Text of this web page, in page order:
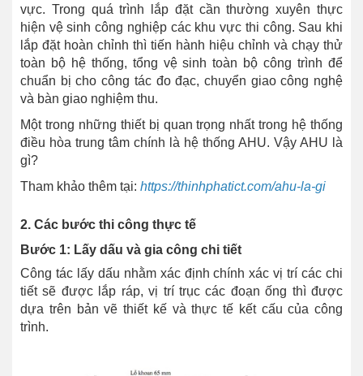
vực. Trong quá trình lắp đặt cần thường xuyên thực
hiện vệ sinh công nghiệp các khu vực thi công. Sau khi
lắp đặt hoàn chỉnh thì tiến hành hiệu chỉnh và chạy thử
toàn bộ hệ thống, tổng vệ sinh toàn bộ công trình để
chuẩn bị cho công tác đo đạc, chuyển giao công nghệ
và bàn giao nghiệm thu.
Một trong những thiết bị quan trọng nhất trong hệ thống
điều hòa trung tâm chính là hệ thống AHU. Vậy AHU là
gì?
Tham khảo thêm tại: https://thinhphatict.com/ahu-la-gi
2. Các bước thi công thực tế
Bước 1: Lấy dấu và gia công chi tiết
Công tác lấy dấu nhằm xác định chính xác vị trí các chi
tiết sẽ được lắp ráp, vị trí trục các đoạn ống thì được
dựa trên bản vẽ thiết kế và thực tế kết cấu của công
trình.